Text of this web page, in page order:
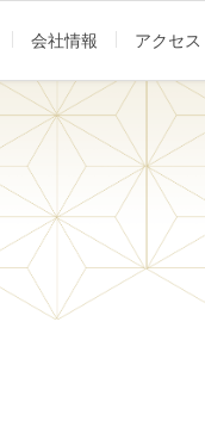
会社情報 アクセス